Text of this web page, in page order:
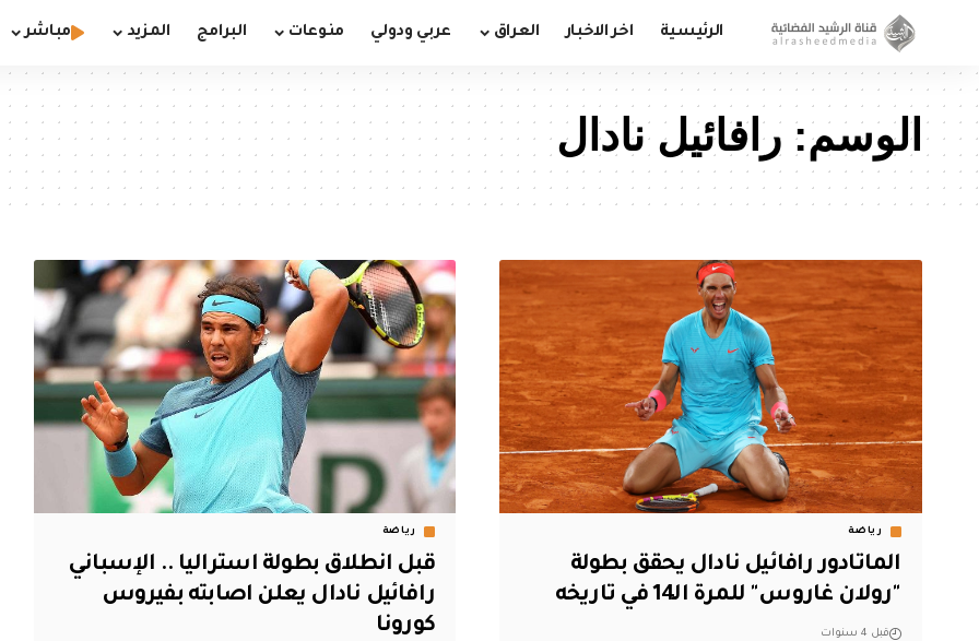
الرئيسية اخر الاخبار العراق عربي ودولي منوعات البرامج المزيد مباشر
الوسم: رافائيل نادال
رياضة
الماتادور رافائيل نادال يحقق بطولة
"رولان غاروس" للمرة الـ14 في تاريخه
قبل 4 سنوات
رياضة
قبل انطلاق بطولة استراليا .. الإسباني
رافائيل نادال يعلن اصابته بفيروس
كورونا